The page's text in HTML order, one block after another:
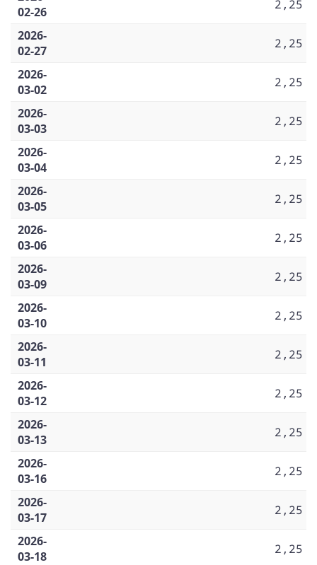
02-26
2,25
2026-
02-27
2,25
2026-
03-02
2,25
2026-
03-03
2,25
2026-
03-04
2,25
2026-
03-05
2,25
2026-
03-06
2,25
2026-
03-09
2,25
2026-
03-10
2,25
2026-
03-11
2,25
2026-
03-12
2,25
2026-
03-13
2,25
2026-
03-16
2,25
2026-
03-17
2,25
2026-
03-18
2,25